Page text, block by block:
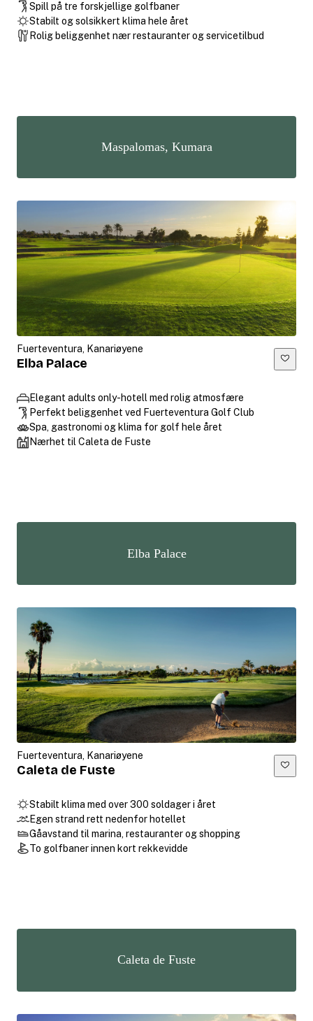
Spill på tre forskjellige golfbaner
Stabilt og solsikkert klima hele året
Rolig beliggenhet nær restauranter og servicetilbud
Maspalomas, Kumara
Fuerteventura, Kanariøyene
Elba Palace
Elegant adults only-hotell med rolig atmosfære
Perfekt beliggenhet ved Fuerteventura Golf Club
Spa, gastronomi og klima for golf hele året
Nærhet til Caleta de Fuste
Elba Palace
Fuerteventura, Kanariøyene
Caleta de Fuste
Stabilt klima med over 300 soldager i året
Egen strand rett nedenfor hotellet
Gåavstand til marina, restauranter og shopping
To golfbaner innen kort rekkevidde
Caleta de Fuste